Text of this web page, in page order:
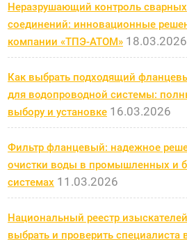
Неразрушающий контроль сварных
соединений: инновационные
компании «ТПЭ-АТОМ» 18.03.2026
Как выбрать подходящий
для водопроводной системы:
выбору и установке 16.03.2026
Фильтр фланцевый: надежное
очистки воды в промышленных и
системах 11.03.2026
Национальный реестр
выбрать и проверить специалиста